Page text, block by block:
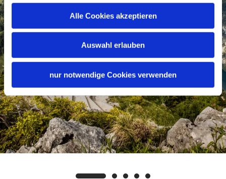
Alle Cookies akzeptieren
Auswahl erlauben
nur notwendige Cookies verwenden